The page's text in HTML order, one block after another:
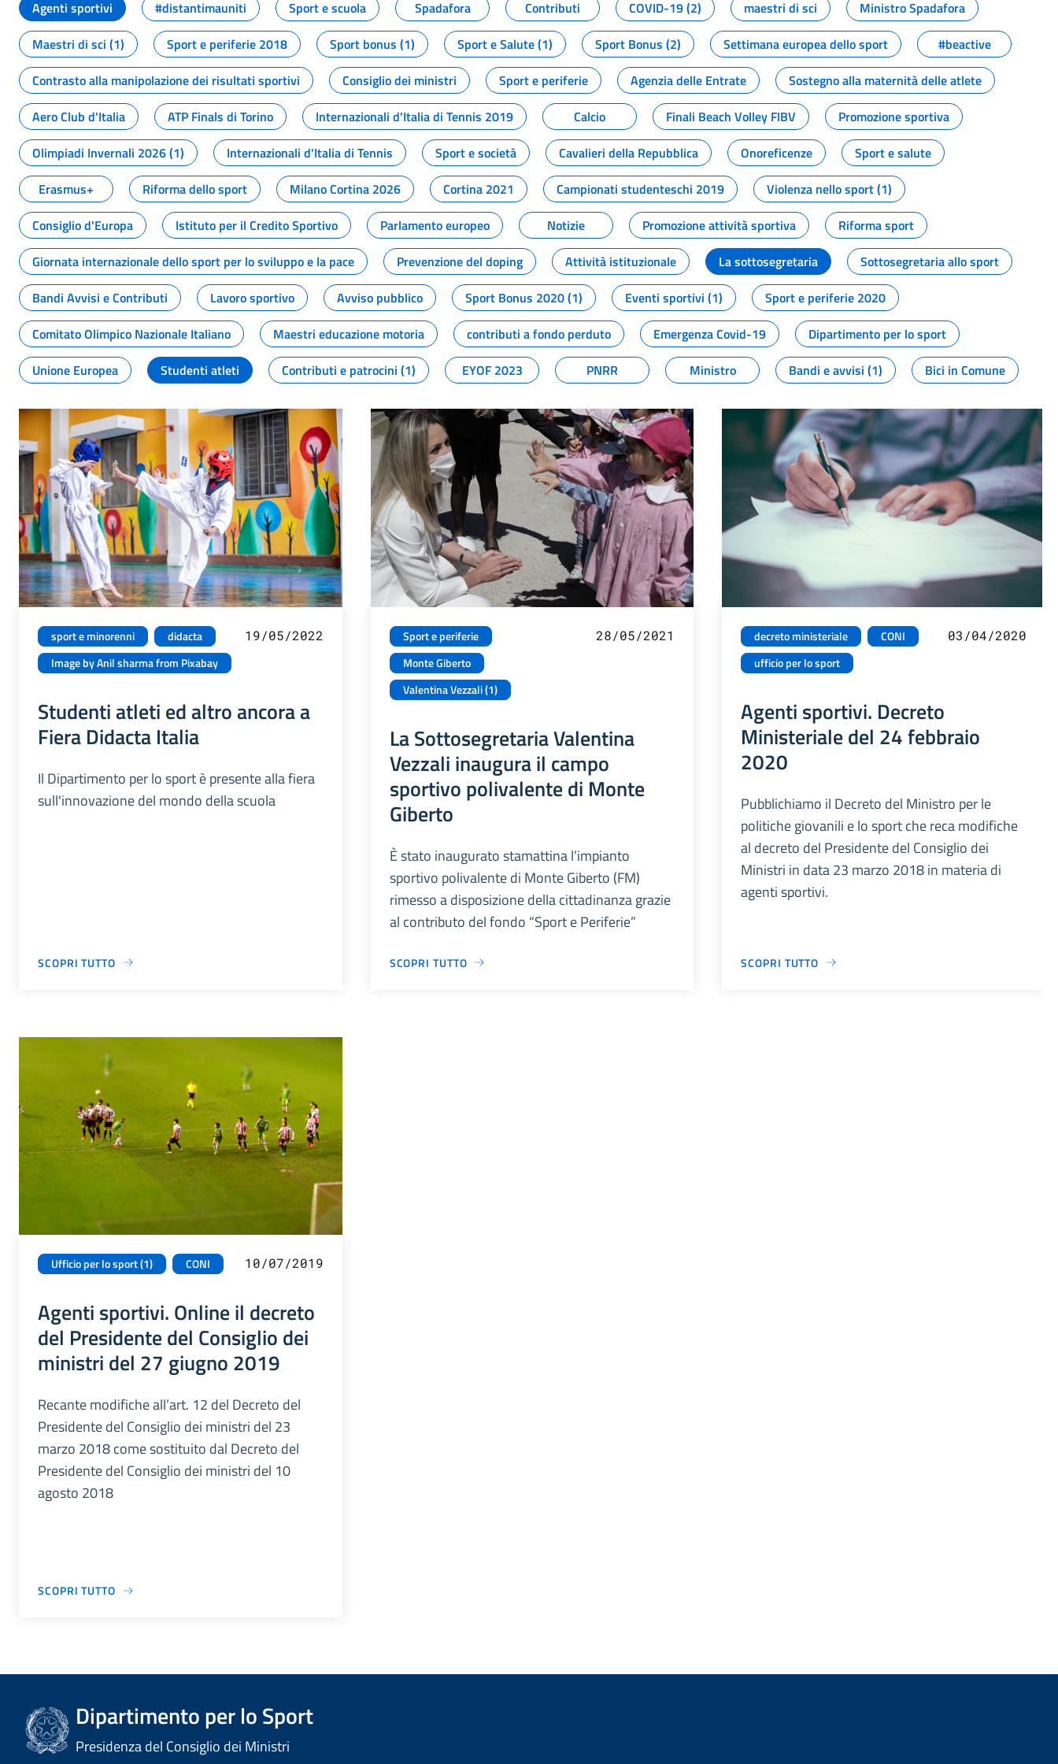
Agenti sportivi
#distantimauniti Sport e scuola Spadafora Contributi COVID-19 (2) maestri di sci
Ministro Spadafora
Maestri di sci (1)
Sport e periferie 2018 Sport bonus (1) Sport e Salute (1) Sport Bonus (2) Settimana europea dello sport
#beactive
Contrasto alla manipolazione dei risultati sportivi
Consiglio dei ministri Sport e periferie Agenzia delle Entrate
Sostegno alla maternità delle atlete
Aero Club d'Italia
ATP Finals di Torino Internazionali d'Italia di Tennis 2019 Calcio Finali Beach Volley FIBV
Promozione sportiva
Olimpiadi Invernali 2026 (1)
Internazionali d'Italia di Tennis Sport e società Cavalieri della Repubblica Onoreficenze
Sport e salute
Erasmus+
Riforma dello sport Milano Cortina 2026 Cortina 2021 Campionati studenteschi 2019
Violenza nello sport (1)
Consiglio d'Europa
Istituto per il Credito Sportivo Parlamento europeo Notizie Promozione attività sportiva
Riforma sport
Giornata internazionale dello sport per lo sviluppo e la pace
Prevenzione del doping Attività istituzionale La sottosegretaria
Sottosegretaria allo sport
Bandi Avvisi e Contributi
Lavoro sportivo Avviso pubblico Sport Bonus 2020 (1) Eventi sportivi (1)
Sport e periferie 2020
Comitato Olimpico Nazionale Italiano
Maestri educazione motoria contributi a fondo perduto Emergenza Covid-19
Dipartimento per lo sport
Unione Europea
Studenti atleti Contributi e patrocini (1) EYOF 2023 PNRR Ministro Bandi e avvisi (1) Bici in Comune
sport e minorenni
didacta
Image by Anil sharma from Pixabay
19/05/2022
Studenti atleti ed altro ancora a
Fiera Didacta Italia
Il Dipartimento per lo sport è presente alla fiera
sull'innovazione del mondo della scuola
SCOPRI TUTTO
Sport e periferie
Monte Giberto
Valentina Vezzali (1)
28/05/2021
La Sottosegretaria Valentina
Vezzali inaugura il campo
sportivo polivalente di Monte
Giberto
È stato inaugurato stamattina l’impianto
sportivo polivalente di Monte Giberto (FM)
rimesso a disposizione della cittadinanza grazie
al contributo del fondo “Sport e Periferie”
SCOPRI TUTTO
decreto ministeriale
CONI
ufficio per lo sport
03/04/2020
Agenti sportivi. Decreto
Ministeriale del 24 febbraio
2020
Pubblichiamo il Decreto del Ministro per le
politiche giovanili e lo sport che reca modifiche
al decreto del Presidente del Consiglio dei
Ministri in data 23 marzo 2018 in materia di
agenti sportivi.
SCOPRI TUTTO
Ufficio per lo sport (1) CONI 10/07/2019
Agenti sportivi. Online il decreto
del Presidente del Consiglio dei
ministri del 27 giugno 2019
Recante modifiche all’art. 12 del Decreto del
Presidente del Consiglio dei ministri del 23
marzo 2018 come sostituito dal Decreto del
Presidente del Consiglio dei ministri del 10
agosto 2018
SCOPRI TUTTO
Dipartimento per lo Sport
Presidenza del Consiglio dei Ministri